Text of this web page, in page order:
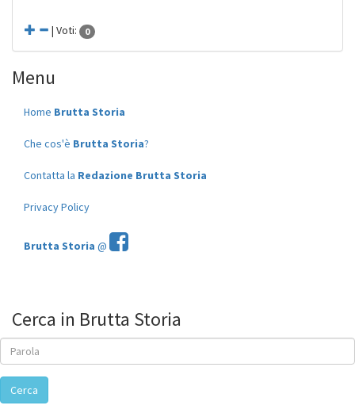
| Voti: 0
Menu
Home Brutta Storia
Che cos'è Brutta Storia?
Contatta la Redazione Brutta Storia
Privacy Policy
Brutta Storia @
Cerca in Brutta Storia
Cerca